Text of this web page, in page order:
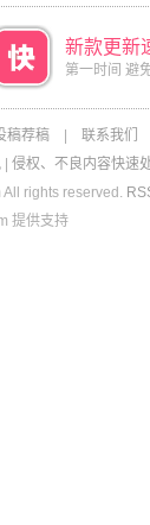
新款更新
第一时间 避
稿荐稿
联系我们
| 侵权、不良内容快速
rights reserved.
提供支持